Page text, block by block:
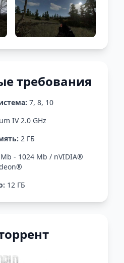
требования
7, 8, 10
IV 2.0 GHz
2 ГБ
- 1024 Mb / nVIDIA®
12 ГБ